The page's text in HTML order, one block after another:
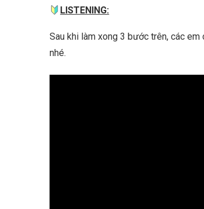
LISTENING:
Sau khi làm xong 3 bước trên, các
nhé.